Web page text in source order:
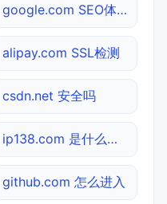
google.com SEO体检
alipay.com SSL检测
csdn.net 安全吗
ip138.com 是什么网站
github.com 怎么进入